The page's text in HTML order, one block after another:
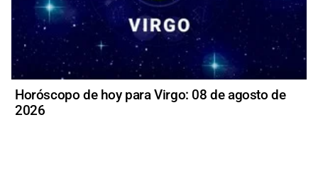
Horóscopo de hoy para Virgo: 08 de agosto de
2026